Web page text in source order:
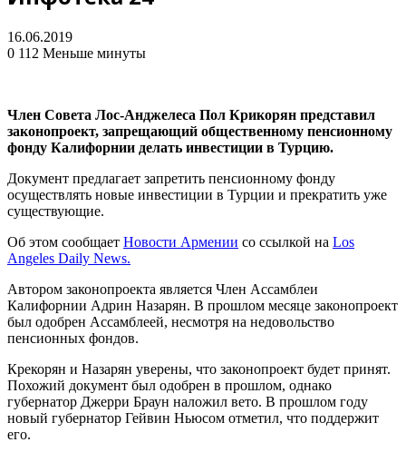
16.06.2019
0 112 Меньше минуты
Член Совета Лос-Анджелеса Пол Крикорян представил
законопроект, запрещающий общественному пенсионному
фонду Калифорнии делать инвестиции в Турцию.
Документ предлагает запретить пенсионному фонду
осуществлять новые инвестиции в Турции и прекратить уже
существующие.
Об этом сообщает Новости Армении со ссылкой на Los
Angeles Daily News.
Автором законопроекта является Член Ассамблеи
Калифорнии Адрин Назарян. В прошлом месяце законопроект
был одобрен Ассамблеей, несмотря на недовольство
пенсионных фондов.
Крекорян и Назарян уверены, что законопроект будет принят.
Похожий документ был одобрен в прошлом, однако
губернатор Джерри Браун наложил вето. В прошлом году
новый губернатор Гейвин Ньюсом отметил, что поддержит
его.